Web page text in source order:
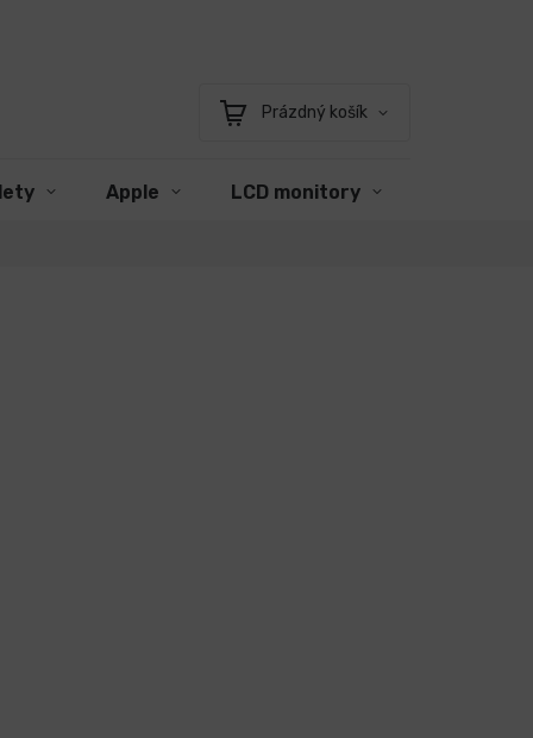
Nákupní
Prázdný košík
Apple LCD monitory